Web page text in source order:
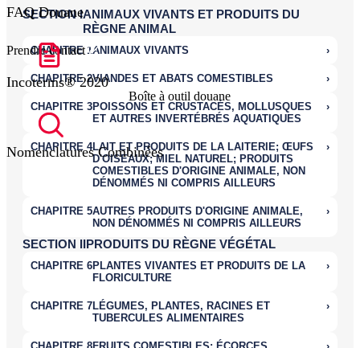
Prendre contact
Boîte à outil douane
FAQ Douane
Incoterms® 2020
Nomenclatures Combinées